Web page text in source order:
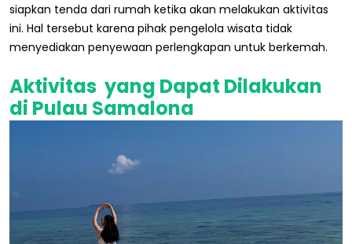
siapkan tenda dari rumah ketika akan melakukan aktivitas
ini. Hal tersebut karena pihak pengelola wisata tidak
menyediakan penyewaan perlengkapan untuk berkemah.
Aktivitas yang Dapat Dilakukan
di Pulau Samalona